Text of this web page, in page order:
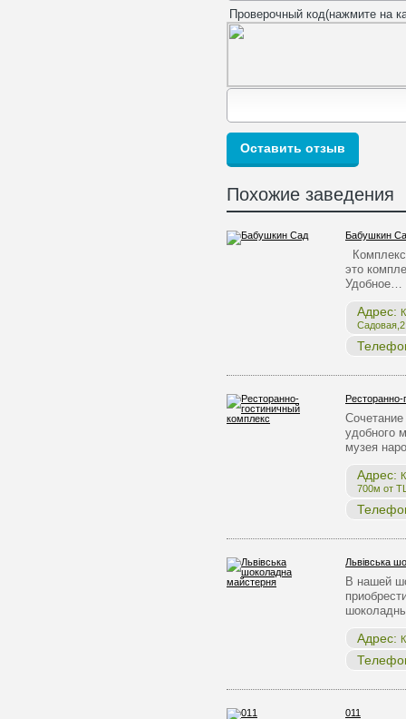
Проверочный код(нажмите на
Похожие заведения
Бабушкин
это
Удобное…
Адрес:
удобного
музея
Адрес:
700м от
Львівська
В нашей
Адрес:
011